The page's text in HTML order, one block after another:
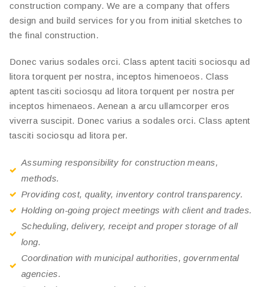
construction company. We are a company that offers
design and build services for you from initial sketches to
the final construction.
Donec varius sodales orci. Class aptent taciti sociosqu ad
litora torquent per nostra, inceptos himenoeos. Class
aptent tasciti sociosqu ad litora torquent per nostra per
inceptos himenaeos. Aenean a arcu ullamcorper eros
viverra suscipit. Donec varius a sodales orci. Class aptent
tasciti sociosqu ad litora per.
Assuming responsibility for construction means,
methods.
Providing cost, quality, inventory control transparency.
Holding on-going project meetings with client and trades.
Scheduling, delivery, receipt and proper storage of all
long.
Coordination with municipal authorities, governmental
agencies.